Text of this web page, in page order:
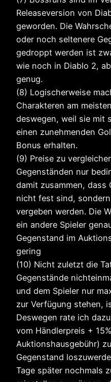
Releaseversion von
geworden. Die
oder noch seltenere
gedroppt werden ist
wie noch in Diablo 2,
genug.
(8) Logischerweise
Charakteren am
deswegen, weil sie mit
einen zunehmenden
Bonus erhalten.
(9) Preise zu
Gegenständen nur
damit zusammen, dass
nicht fest sind,
vergeben werden. Die
ein andere Spieler
Gegenstand im
gering
(10) Nicht zuletzt die
Gegenstände
und dem Spieler nur
zur Verfügung stehen,
Deswegen rate ich
vom Händlerpreis +
Auktionshausgebühr)
Gegenstand
Tage später nochmals